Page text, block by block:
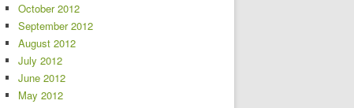
October 2012
September 2012
August 2012
July 2012
June 2012
May 2012